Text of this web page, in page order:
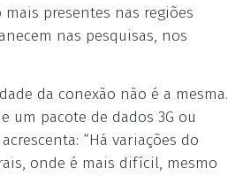
mais presentes nas regiões
nas pesquisas, nos
da conexão não é a mesma.
um pacote de dados 3G ou
“Há variações do
onde é mais difícil, mesmo